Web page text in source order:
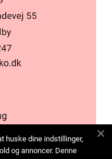
huske dine indstillinger,
og annoncer. Denne